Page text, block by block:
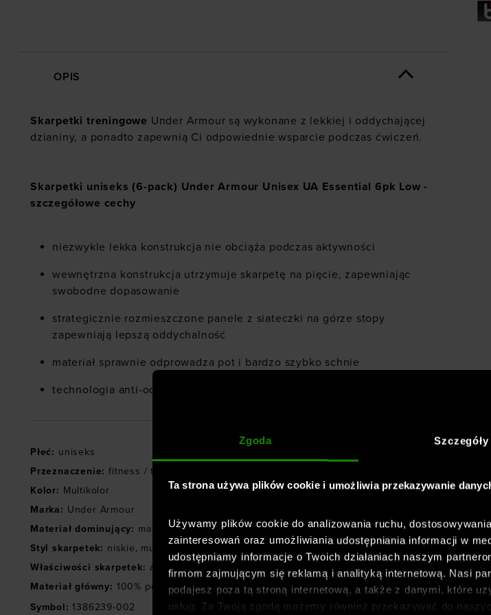
Zgoda Szczegóły
Ta strona używa plików cookie i umożliwia przekazywanie
Używamy plików cookie do analizowania ruchu,
zainteresowań oraz umożliwiania udostępniania informacji w
udostępniamy informacje o Twoich działaniach naszym
firmom zajmującym się reklamą i analityką internetową. Nasi
podajesz poza tą stroną internetową, a także z danymi, które
usług. Za Twoją zgodą możemy również przekazywać do
OPIS
Skarpetki treningowe Under Armour są wykonane z lekkiej i oddychającej
dzianiny, a ponadto zapewnią Ci odpowiednie wsparcie podczas ćwiczeń.
Skarpetki uniseks (6-pack) Under Armour Unisex UA Essential 6pk Low -
szczegółowe cechy
niezwykle lekka konstrukcja nie obciąża podczas aktywności
wewnętrzna konstrukcja utrzymuje skarpetę na pięcie, zapewniając
swobodne dopasowanie
strategicznie rozmieszczone panele z siateczki na górze stopy
zapewniają lepszą oddychalność
materiał sprawnie odprowadza pot i bardzo szybko schnie
technologia anti-odor zmniejsza nieprzyjemne zapachy
Płeć: uniseks
Przeznaczenie: fitness / trening
Kolor: Multikolor
Marka: Under Armour
Materiał dominujący: materiał syntetyczny
Styl skarpetek: niskie, multipack
Właściwości skarpetek: antybakteryjne,
multipack
Materiał główny: 100% poliester
Symbol: 1386239-002